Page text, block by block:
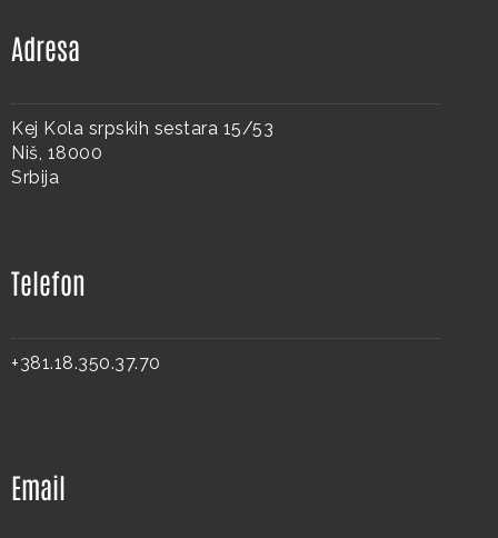
Adresa
Kej Kola srpskih sestara 15/53
Niš, 18000
Srbija
Telefon
+381.18.350.37.70
Email